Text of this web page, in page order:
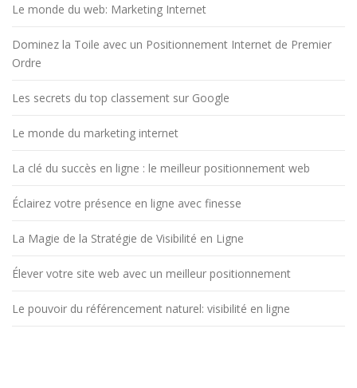
Le monde du web: Marketing Internet
Dominez la Toile avec un Positionnement Internet de Premier
Ordre
Les secrets du top classement sur Google
Le monde du marketing internet
La clé du succès en ligne : le meilleur positionnement web
Éclairez votre présence en ligne avec finesse
La Magie de la Stratégie de Visibilité en Ligne
Élever votre site web avec un meilleur positionnement
Le pouvoir du référencement naturel: visibilité en ligne